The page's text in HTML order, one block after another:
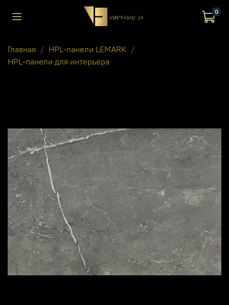
0
Главная
HPL-панели LEMARK
HPL-панели для интерьера